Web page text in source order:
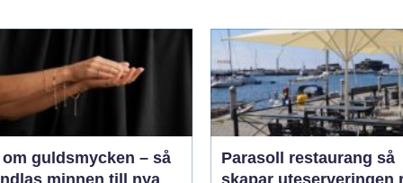
guldsmycken – så
minnen till nya
Parasoll restaurang så
skapar uteserveringen